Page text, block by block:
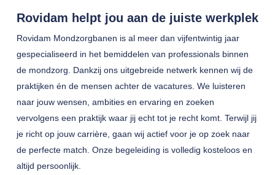
Rovidam helpt jou aan de juiste werkplek
Rovidam Mondzorgbanen is al meer dan vijfentwintig jaar
gespecialiseerd in het bemiddelen van professionals binnen
de mondzorg. Dankzij ons uitgebreide netwerk kennen wij de
praktijken én de mensen achter de vacatures. We luisteren
naar jouw wensen, ambities en ervaring en zoeken
vervolgens een praktijk waar jij echt tot je recht komt. Terwijl jij
je richt op jouw carrière, gaan wij actief voor je op zoek naar
de perfecte match. Onze begeleiding is volledig kosteloos en
altijd persoonlijk.